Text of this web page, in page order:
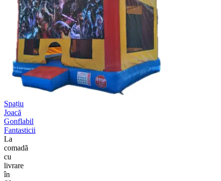
Spațiu
Joacă
Gonflabil
Fantasticii
La
comadã
cu
livrare
în